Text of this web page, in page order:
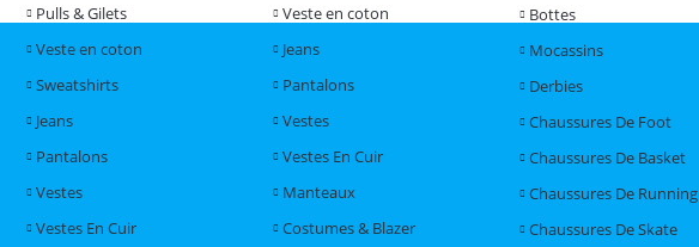
Pulls & Gilets
Veste en coton
Sweatshirts
Jeans
Pantalons
Vestes
Vestes En Cuir
Veste en coton
Jeans
Pantalons
Vestes
Vestes En Cuir
Manteaux
Costumes & Blazer
Bottes
Mocassins
Derbies
Chaussures De Foot
Chaussures De Basket
Chaussures De Running
Chaussures De Skate